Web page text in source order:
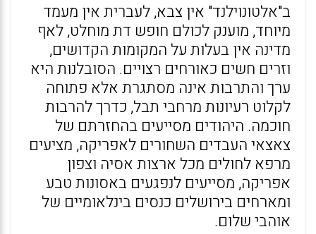
ב"אלטונוילנד" אין צבא, לעברית אין מעמד
מיוחד, מוענק לכולם חופש דת מוחלט, לאף
מדינה אין בעלות על המקומות הקדושים,
וזרים חשים כאורחים רצויים. הסובלנות היא
ערך והתרבות אינה מסתגרת אלא פתוחה
לקלוט רעיונות מרחבי תבל, כדרך להרבות
חוכמה. היהודים מסייעים בהחזרתם של
צאצאי העבדים השחורים לאפריקה, מציעים
מרפא לחולים מכל ארצות אסיה וצפון
אפריקה, מסייעים לנפגעים באסונות טבע
ומארחים בירושלים כנסים בינלאומיים של
אוהבי שלום.